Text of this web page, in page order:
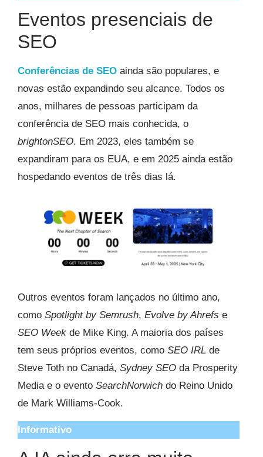
Eventos presenciais de
SEO
Conferências de SEO ainda são populares, e
novas estão expandindo seu alcance. Todos os
anos, milhares de pessoas participam da
conferência de SEO mais conhecida, o
brightonSEO. Em 2023, eles também se
expandiram para os EUA, e em 2025 ainda estão
hospedando eventos de três dias lá.
Outros eventos foram lançados no último ano,
como Spotlight by Semrush, Evolve by Ahrefs e
SEO Week de Mike King. A maioria dos países
tem seus próprios eventos, como SEO IRL de
Steve Toth no Canadá, Sydney SEO da Prosperity
Media e o evento SearchNorwich do Reino Unido
de Mark Williams-Cook.
Informativo